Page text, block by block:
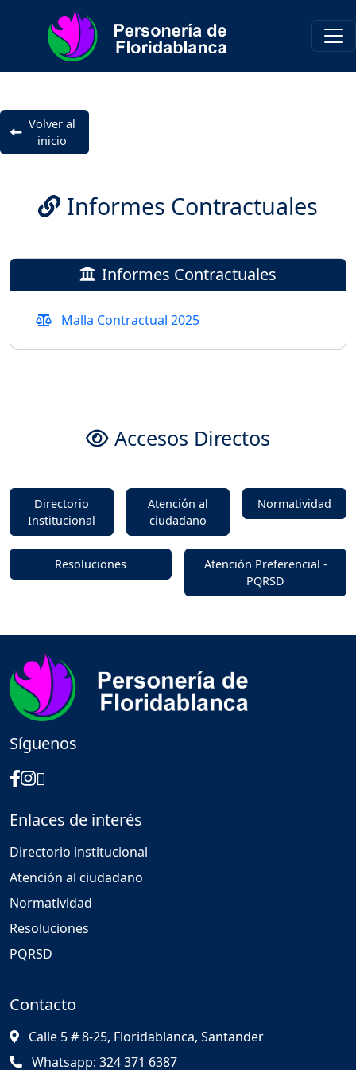
Volver al
inicio
Informes Contractuales
Informes Contractuales
Malla Contractual 2025
Accesos Directos
Directorio
Institucional
Atención al
ciudadano
Normatividad
Resoluciones
Atención Preferencial -
PQRSD
Síguenos
Enlaces de interés
Directorio institucional
Atención al ciudadano
Normatividad
Resoluciones
PQRSD
Contacto
Calle 5 # 8-25, Floridablanca, Santander
Whatsapp: 324 371 6387